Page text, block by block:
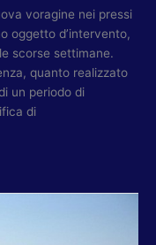
voragine nei pressi
oggetto d’intervento,
scorse settimane.
quanto realizzato
un periodo di
di